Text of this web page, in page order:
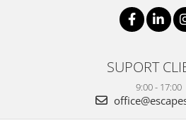
SUPORT
9:00 - 17:00